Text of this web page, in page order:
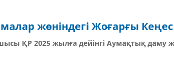
жөніндегі Жоғарғы Кеңес
ҚР 2025 жылға дейінгі Аумақтық даму